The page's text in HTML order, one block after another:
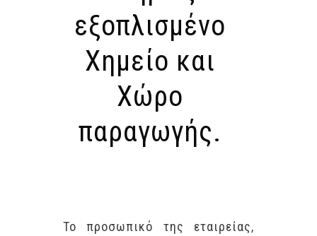
εξοπλισμένο
Χημείο και
Χώρο
παραγωγής.
Το προσωπικό της εταιρείας,